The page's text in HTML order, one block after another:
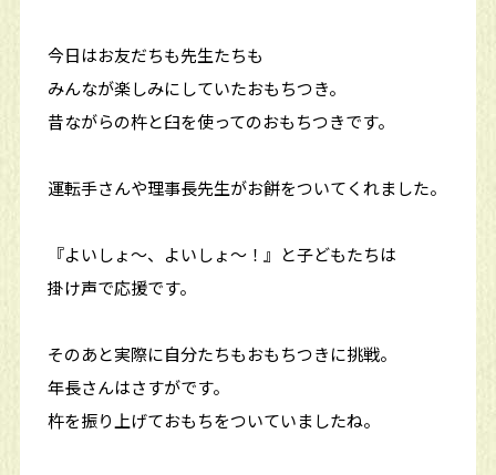
今日はお友だちも先生たちも
みんなが楽しみにしていたおもちつき。
昔ながらの杵と臼を使ってのおもちつきです。
運転手さんや理事長先生がお餅をついてくれました。
『よいしょ～、よいしょ～！』と子どもたちは
掛け声で応援です。
そのあと実際に自分たちもおもちつきに挑戦。
年長さんはさすがです。
杵を振り上げておもちをついていましたね。